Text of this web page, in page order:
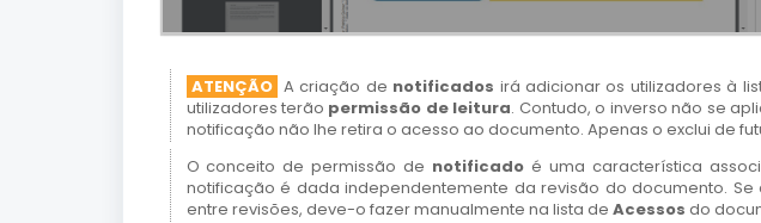
ATENÇÃO A criação de notificados irá adicionar os utilizadores à
utilizadores terão permissão de leitura. Contudo, o inverso não se
notificação não lhe retira o acesso ao documento. Apenas o exclui de
O conceito de permissão de notificado é uma característica
notificação é dada independentemente da revisão do documento.
entre revisões, deve-o fazer manualmente na lista de Acessos do